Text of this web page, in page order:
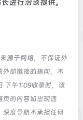
进行洽谈提供。
源于网络，不保证外
外部链接的指向，不
下午1:09收录时，该
页的内容如出现违
深度导航不承担任何